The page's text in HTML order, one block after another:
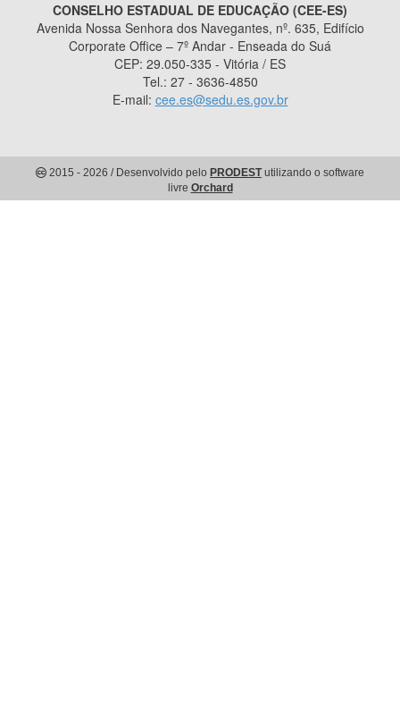
CONSELHO ESTADUAL DE EDUCAÇÃO (CEE-ES)
Avenida Nossa Senhora dos Navegantes, nº. 635, Edifício
Corporate Office – 7º Andar - Enseada do Suá
CEP: 29.050-335 - Vitória / ES
Tel.: 27 - 3636-4850
E-mail: cee.es@sedu.es.gov.br
2015 - 2026 / Desenvolvido pelo PRODESTutilizando o software
livre Orchard